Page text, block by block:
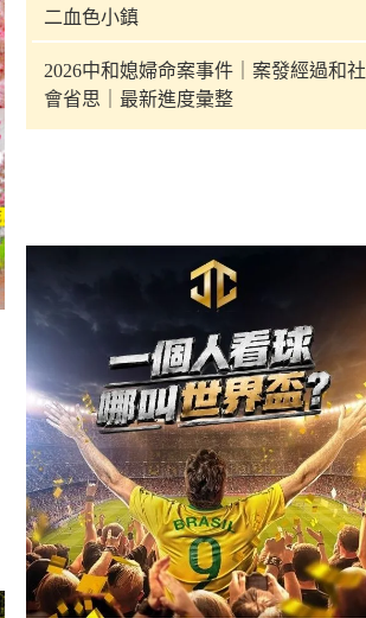
二血色小鎮
2026中和媳婦命案事件｜案發經過和社
會省思｜最新進度彙整